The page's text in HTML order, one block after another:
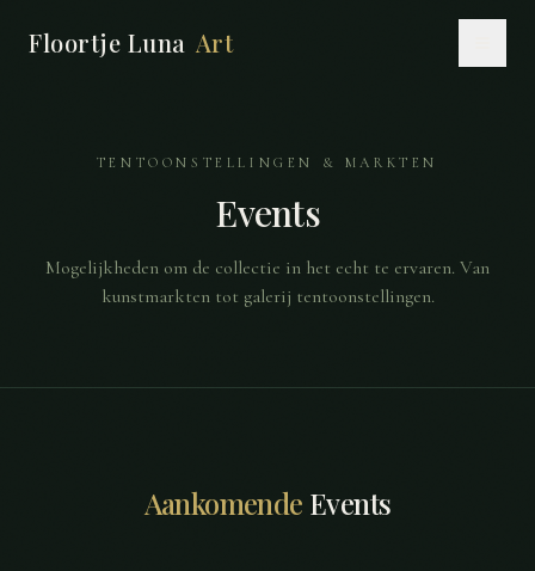
Floortje Luna Art
TENTOONSTELLINGEN & MARKTEN
Events
Mogelijkheden om de collectie in het echt te ervaren. Van
kunstmarkten tot galerij tentoonstellingen.
Aankomende Events